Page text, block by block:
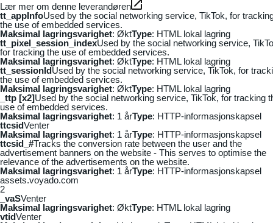
Lær mer om denne leverandøren
tt_appInfoUsed by the social networking service, TikTok, for
the use of embedded services.
Maksimal lagringsvarighet: ØktType: HTML lokal lagring
tt_pixel_session_indexUsed by the social networking service,
for tracking the use of embedded services.
Maksimal lagringsvarighet: ØktType: HTML lokal lagring
tt_sessionIdUsed by the social networking service, TikTok, for
the use of embedded services.
Maksimal lagringsvarighet: ØktType: HTML lokal lagring
_ttp [x2]Used by the social networking service, TikTok, for tracking
use of embedded services.
Maksimal lagringsvarighet: 1 årType: HTTP-informasjonskapsel
ttcsidVenter
Maksimal lagringsvarighet: 1 årType: HTTP-informasjonskapsel
ttcsid_#Tracks the conversion rate between the user and the
advertisement banners on the website - This serves to optimise the
relevance of the advertisements on the website.
Maksimal lagringsvarighet: 1 årType: HTTP-informasjonskapsel
assets.voyado.com
2
_vaSVenter
Maksimal lagringsvarighet: ØktType: HTML lokal lagring
vtidVenter